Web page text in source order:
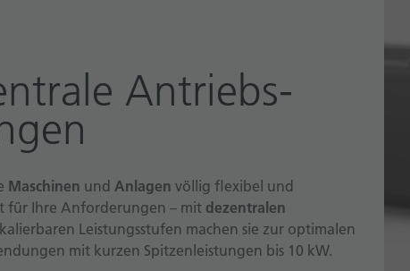
Antriebs­
Maschinen und Anlagen völlig flexibel und
für Ihre Anforderungen – mit dezentralen
Leistungsstufen machen sie zur optimalen
mit kurzen Spitzenleistungen bis 10 kW.